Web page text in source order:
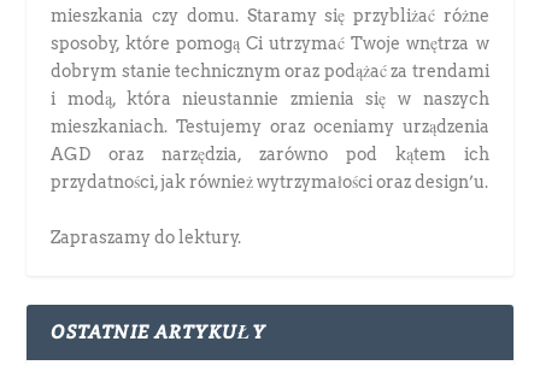
mieszkania czy domu. Staramy się przybliżać różne
sposoby, które pomogą Ci utrzymać Twoje wnętrza w
dobrym stanie technicznym oraz podążać za trendami
i modą, która nieustannie zmienia się w naszych
mieszkaniach. Testujemy oraz oceniamy urządzenia
AGD oraz narzędzia, zarówno pod kątem ich
przydatności, jak również wytrzymałości oraz design’u.
Zapraszamy do lektury.
OSTATNIE ARTYKUŁY